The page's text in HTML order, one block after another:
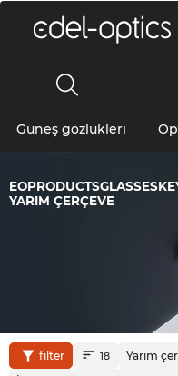
Güneş gözlükleri
YARIM ÇERÇEVE
filter 18 Yarım